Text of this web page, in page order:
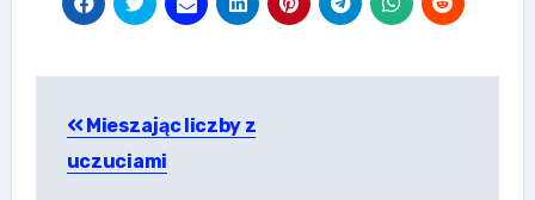
wpisu
Mieszając liczby z
uczuciami